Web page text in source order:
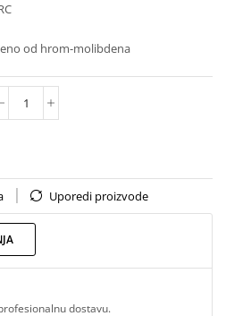
od hrom-molibdena
Uporedi proizvode
dostavu.